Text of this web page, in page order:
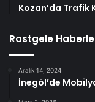
Kozan’da Trafik
Rastgele
Aralık 14, 2024
İnegöl’de